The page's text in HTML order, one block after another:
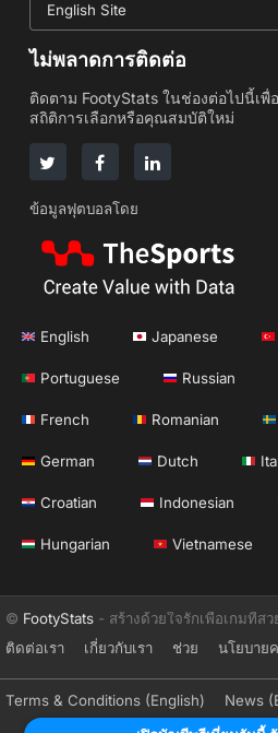
English Site
ไม่พลาดการติดต่อ
ติดตาม FootyStats ในช่องต่อไปนี้เ
สถิติการเลือกหรือคุณสมบัติใหม่
ข้อมูลฟุตบอลโดย
English Japanese
Portuguese Russian
French Romanian
German Dutch
Croatian Indonesian
Hungarian Vietnamese
© FootyStats - สร้างด้วยใจรักเพื่อเกมที่สว
ติดต่อเรา
เกี่ยวกับเรา ช่วย นโยบาย
Terms & Conditions (English)
News